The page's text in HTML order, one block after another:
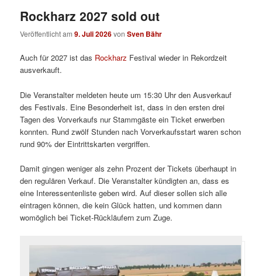
Rockharz 2027 sold out
Veröffentlicht am9. Juli 2026vonSven Bähr
Auch für 2027 ist das Rockharz Festival wieder in Rekordzeit
ausverkauft.
Die Veranstalter meldeten heute um 15:30 Uhr den Ausverkauf
des Festivals. Eine Besonderheit ist, dass in den ersten drei
Tagen des Vorverkaufs nur Stammgäste ein Ticket erwerben
konnten. Rund zwölf Stunden nach Vorverkaufsstart waren schon
rund 90% der Eintrittskarten vergriffen.
Damit gingen weniger als zehn Prozent der Tickets überhaupt in
den regulären Verkauf. Die Veranstalter kündigten an, dass es
eine Interessentenliste geben wird. Auf dieser sollen sich alle
eintragen können, die kein Glück hatten, und kommen dann
womöglich bei Ticket-Rückläufern zum Zuge.